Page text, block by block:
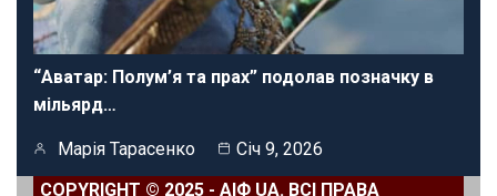
“Аватар: Полум’я та прах” подолав позначку в
мільярд…
Марія Тарасенко
Січ 9, 2026
COPYRIGHT © 2025 - АІФ UA. ВСІ ПРАВА